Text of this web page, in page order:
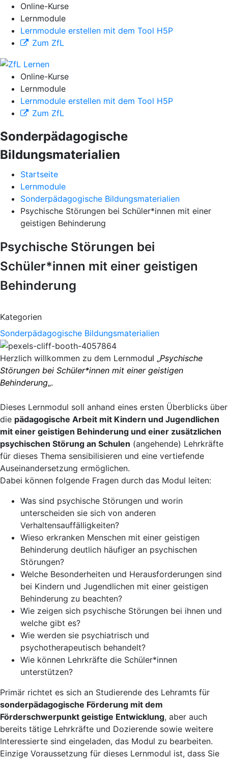
Online-Kurse
Lernmodule
Lernmodule erstellen mit dem Tool H5P
Zum ZfL
Online-Kurse
Lernmodule
Lernmodule erstellen mit dem Tool H5P
Zum ZfL
Sonderpädagogische
Bildungsmaterialien
Startseite
Lernmodule
Sonderpädagogische Bildungsmaterialien
Psychische Störungen bei Schüler*innen mit einer
geistigen Behinderung
Psychische Störungen bei
Schüler*innen mit einer geistigen
Behinderung
Kategorien
Sonderpädagogische Bildungsmaterialien
Herzlich willkommen zu dem Lernmodul „Psychische
Störungen bei Schüler*innen mit einer geistigen
Behinderung„.
Dieses Lernmodul soll anhand eines ersten Überblicks über
die pädagogische Arbeit mit Kindern und Jugendlichen
mit einer geistigen Behinderung und einer zusätzlichen
psychischen Störung an Schulen (angehende) Lehrkräfte
für dieses Thema sensibilisieren und eine vertiefende
Auseinandersetzung ermöglichen.
Dabei können folgende Fragen durch das Modul leiten:
Was sind psychische Störungen und worin
unterscheiden sie sich von anderen
Verhaltensauffälligkeiten?
Wieso erkranken Menschen mit einer geistigen
Behinderung deutlich häufiger an psychischen
Störungen?
Welche Besonderheiten und Herausforderungen sind
bei Kindern und Jugendlichen mit einer geistigen
Behinderung zu beachten?
Wie zeigen sich psychische Störungen bei ihnen und
welche gibt es?
Wie werden sie psychiatrisch und
psychotherapeutisch behandelt?
Wie können Lehrkräfte die Schüler*innen
unterstützen?
Primär richtet es sich an Studierende des Lehramts für
sonderpädagogische Förderung mit dem
Förderschwerpunkt geistige Entwicklung, aber auch
bereits tätige Lehrkräfte und Dozierende sowie weitere
Interessierte sind eingeladen, das Modul zu bearbeiten.
Einzige Voraussetzung für dieses Lernmodul ist, dass Sie